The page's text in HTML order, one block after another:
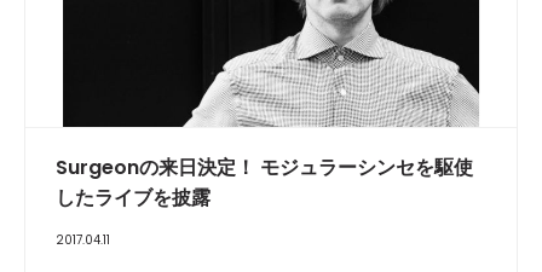
Surgeonの来日決定！ モジュラーシンセを駆使
したライブを披露
2017.04.11